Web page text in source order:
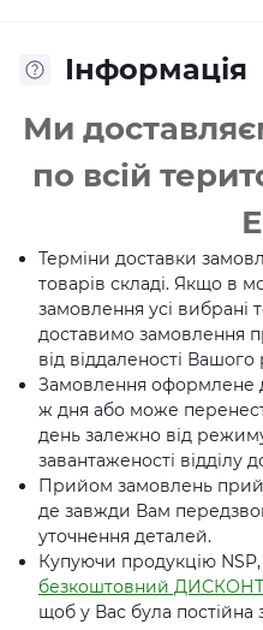
Інформація
Ми
по всій
Терміни доставки
товарів складі. Якщо в
замовлення усі вибрані
доставимо замовлення
від віддаленості Вашого
Замовлення оформлене
ж дня або може
день залежно від
завантаженості відділу
Прийом замовлень
де завжди Вам
уточнення деталей.
Купуючи продукцію
безкоштовний ДИСКОНТ
щоб у Вас була постійна